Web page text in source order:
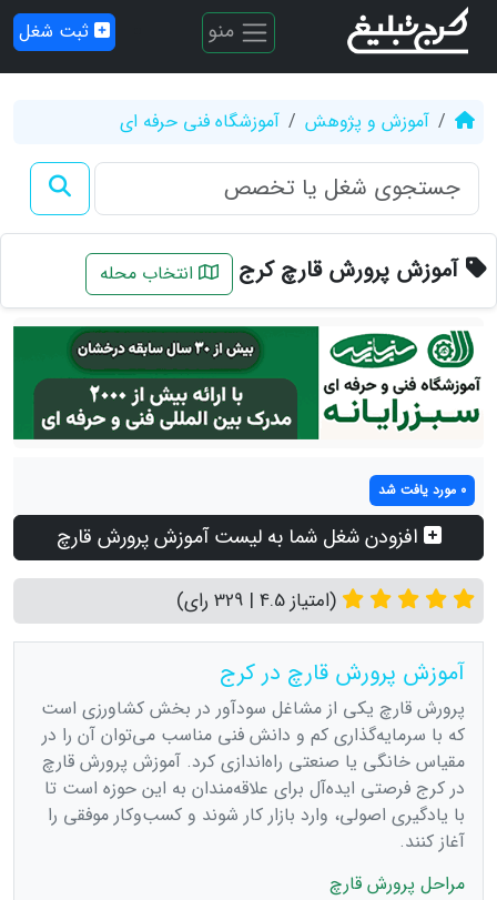
منو ثبت شغل
آموزش و پژوهش آموزشگاه فنی حرفه ای
آموزش پرورش قارچ کرج انتخاب محله
0 مورد یافت شد
افزودن شغل شما به لیست آموزش پرورش قارچ
(امتیاز 4.5 | 329 رای)
آموزش پرورش قارچ در کرج
پرورش قارچ یکی از مشاغل سودآور در بخش کشاورزی است
که با سرمایه‌گذاری کم و دانش فنی مناسب می‌توان آن را در
مقیاس خانگی یا صنعتی راه‌اندازی کرد. آموزش پرورش قارچ
در کرج فرصتی ایده‌آل برای علاقه‌مندان به این حوزه است تا
با یادگیری اصولی، وارد بازار کار شوند و کسب‌وکار موفقی را
آغاز کنند.
مراحل پرورش قارچ